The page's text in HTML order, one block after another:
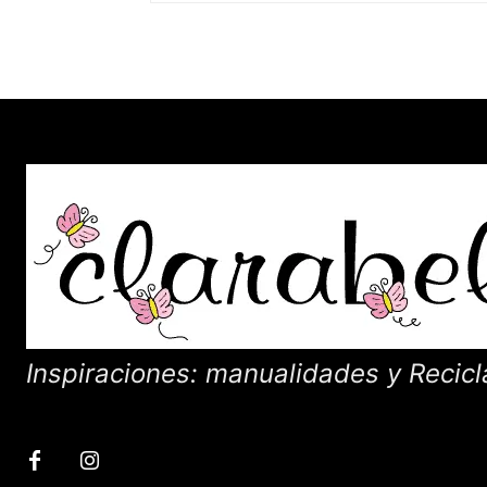
Inspiraciones: manualidades y